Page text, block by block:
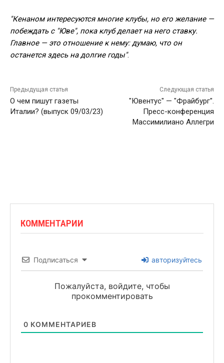
"Кенаном интересуются многие клубы, но его желание —
побеждать с "Юве", пока клуб делает на него ставку.
Главное — это отношение к нему: думаю, что он
останется здесь на долгие годы".
Предыдущая статья
О чем пишут газеты
Италии? (выпуск 09/03/23)
Следующая статья
"Ювентус" — "Фрайбург".
Пресс-конференция
Массимилиано Аллегри
КОММЕНТАРИИ
Подписаться авторизуйтесь
Пожалуйста, войдите, чтобы
прокомментировать
0 КОММЕНТАРИЕВ